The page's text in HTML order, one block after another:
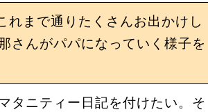
まで通りたくさんお出かけし
さんがパパになっていく様子を
タニティー日記を付けたい。そ